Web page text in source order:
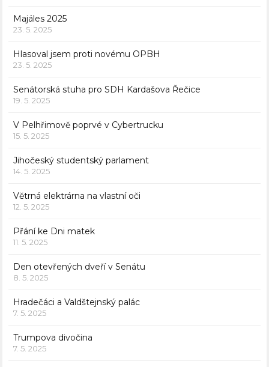
Majáles 2025
23. 5. 2025
Hlasoval jsem proti novému OPBH
23. 5. 2025
Senátorská stuha pro SDH Kardašova Řečice
19. 5. 2025
V Pelhřimově poprvé v Cybertrucku
15. 5. 2025
Jihočeský studentský parlament
14. 5. 2025
Větrná elektrárna na vlastní oči
12. 5. 2025
Přání ke Dni matek
11. 5. 2025
Den otevřených dveří v Senátu
8. 5. 2025
Hradečáci a Valdštejnský palác
7. 5. 2025
Trumpova divočina
7. 5. 2025